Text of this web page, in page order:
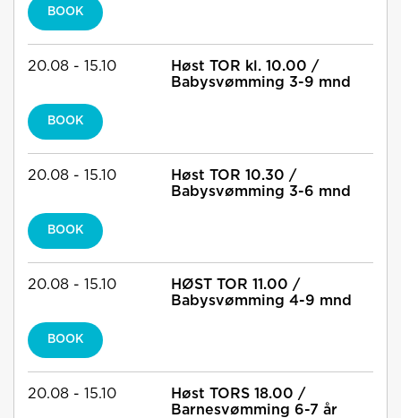
BOOK
20.08 - 15.10
Høst TOR kl. 10.00 /
Babysvømming 3-9 mnd
BOOK
20.08 - 15.10
Høst TOR 10.30 /
Babysvømming 3-6 mnd
BOOK
20.08 - 15.10
HØST TOR 11.00 /
Babysvømming 4-9 mnd
BOOK
20.08 - 15.10
Høst TORS 18.00 /
Barnesvømming 6-7 år